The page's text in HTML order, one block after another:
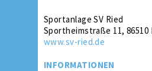
Sportanlage SV Ried
Sportheimstraße 11, 86510
www.sv-ried.de
INFORMATIONEN